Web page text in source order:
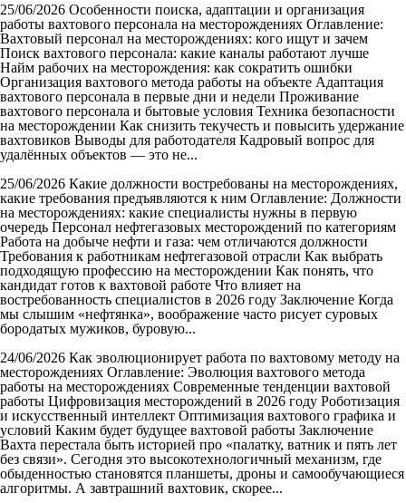
25/06/2026 Особенности поиска, адаптации и организация
работы вахтового персонала на месторождениях Оглавление:
Вахтовый персонал на месторождениях: кого ищут и зачем
Поиск вахтового персонала: какие каналы работают лучше
Найм рабочих на месторождения: как сократить ошибки
Организация вахтового метода работы на объекте Адаптация
вахтового персонала в первые дни и недели Проживание
вахтового персонала и бытовые условия Техника безопасности
на месторождении Как снизить текучесть и повысить удержание
вахтовиков Выводы для работодателя Кадровый вопрос для
удалённых объектов — это не...
25/06/2026 Какие должности востребованы на месторождениях,
какие требования предъявляются к ним Оглавление: Должности
на месторождениях: какие специалисты нужны в первую
очередь Персонал нефтегазовых месторождений по категориям
Работа на добыче нефти и газа: чем отличаются должности
Требования к работникам нефтегазовой отрасли Как выбрать
подходящую профессию на месторождении Как понять, что
кандидат готов к вахтовой работе Что влияет на
востребованность специалистов в 2026 году Заключение Когда
мы слышим «нефтянка», воображение часто рисует суровых
бородатых мужиков, буровую...
24/06/2026 Как эволюционирует работа по вахтовому методу на
месторождениях Оглавление: Эволюция вахтового метода
работы на месторождениях Современные тенденции вахтовой
работы Цифровизация месторождений в 2026 году Роботизация
и искусственный интеллект Оптимизация вахтового графика и
условий Каким будет будущее вахтовой работы Заключение
Вахта перестала быть историей про «палатку, ватник и пять лет
без связи». Сегодня это высокотехнологичный механизм, где
обыденностью становятся планшеты, дроны и самообучающиеся
алгоритмы. А завтрашний вахтовик, скорее...